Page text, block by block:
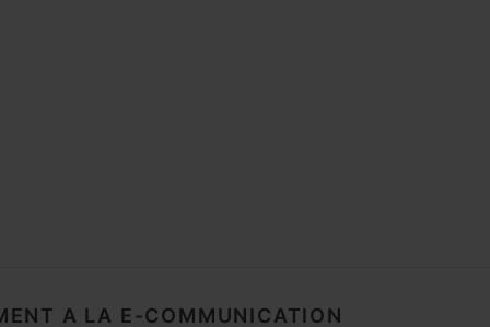
A LA E-COMMUNICATION